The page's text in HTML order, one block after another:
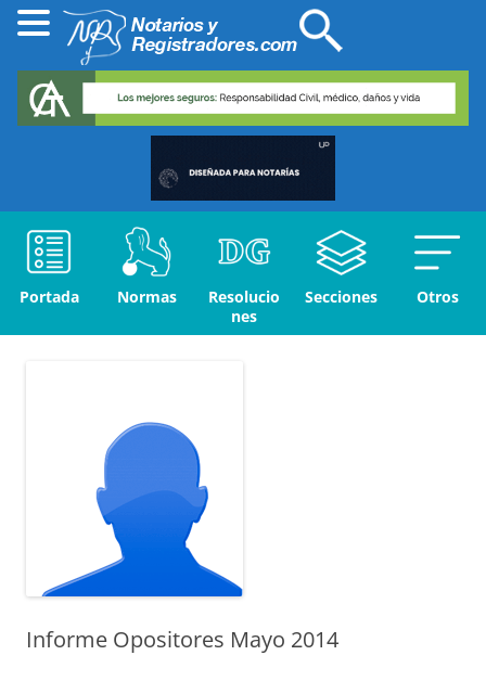
Portada Normas
Resolucio
nes
Secciones Otros
Informe Opositores Mayo 2014